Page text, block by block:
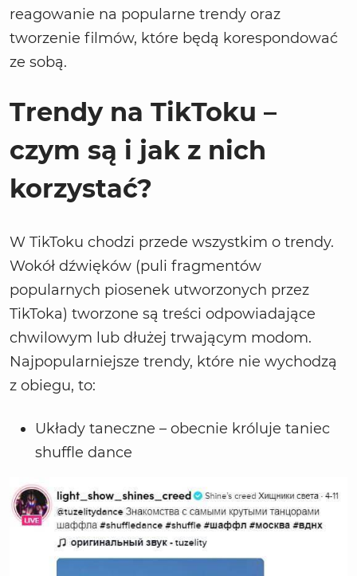
reagowanie na popularne trendy oraz
tworzenie filmów, które będą korespondować
ze sobą.
Trendy na TikToku –
czym są i jak z nich
korzystać?
W TikToku chodzi przede wszystkim o trendy.
Wokół dźwięków (puli fragmentów
popularnych piosenek utworzonych przez
TikToka) tworzone są treści odpowiadające
chwilowym lub dłużej trwającym modom.
Najpopularniejsze trendy, które nie wychodzą
z obiegu, to:
Układy taneczne – obecnie króluje taniec
shuffle dance